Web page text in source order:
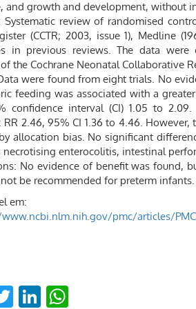
and growth and development, without
Systematic review of randomised
(CCTR; 2003, issue 1), Medline
in previous reviews. The data
the Cochrane Neonatal Collaborative
were found from eight trials. No
feeding was associated with a
confidence interval (CI) 1.05 to
RR 2.46, 95% CI 1.36 to 4.46.
allocation bias. No significant
necrotising enterocolitis, intestinal
No evidence of benefit was found,
be recommended for preterm infants.
em:
pmc/articles/
TwitterLinkedIn